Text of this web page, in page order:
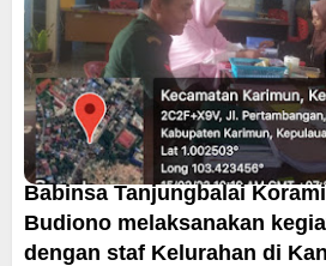
Babinsa Tanjungbalai
Budiono melaksanakan
dengan staf Kelurahan di